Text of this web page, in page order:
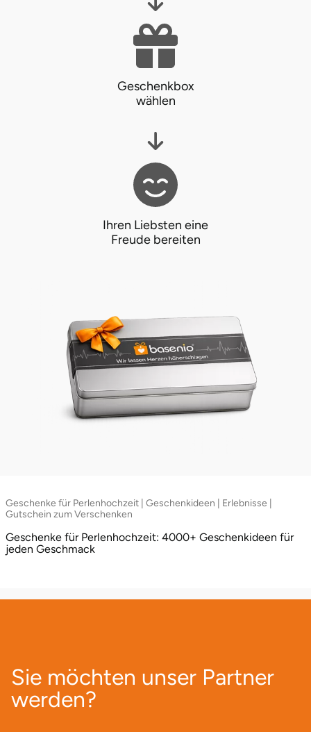
Geschenkbox
wählen
Ihren Liebsten eine
Freude bereiten
Geschenke für Perlenhochzeit | Geschenkideen | Erlebnisse |
Gutschein zum Verschenken
Geschenke für Perlenhochzeit: 4000+ Geschenkideen für
jeden Geschmack
Sie möchten unser Partner
werden?